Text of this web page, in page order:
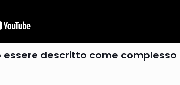
essere descritto come